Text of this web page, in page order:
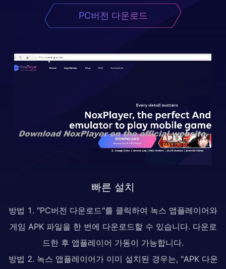
PC버전 다운로드
빠른 설치
방법 1. "PC버전 다운로드"를 클릭하여 녹스 앱플레이어와
게임 APK 파일을 한 번에 다운로드할 수 있습니다. 다운로
드한 후 앱플레이어 가동이 가능합니다.
방법 2. 녹스 앱플레이어가 이미 설치된 경우는, "APK 다운